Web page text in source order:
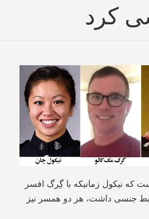
کرد
که نیکول زمانیکه با گِرگ افسر
جنسی داشت، هر دو همسر نیز